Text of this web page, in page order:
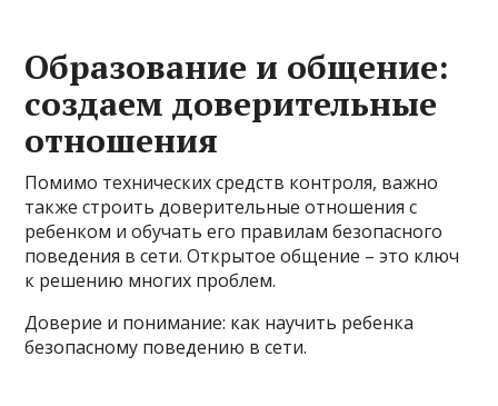
Образование и общение:
создаем доверительные
отношения
Помимо технических средств контроля, важно
также строить доверительные отношения с
ребенком и обучать его правилам безопасного
поведения в сети. Открытое общение – это ключ
к решению многих проблем.
Доверие и понимание: как научить ребенка
безопасному поведению в сети.